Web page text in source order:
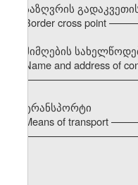
საზღვრის
Border cross point
მიმღების
Name and address of
ტრანსპორტი
Means of transport